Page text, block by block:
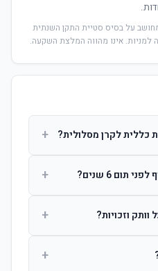
על בסיס סטיית התקן השנתית
למניות. אינו מהווה המלצת השקעה.
כללית לקרן מסלולית? +
מדד ספציפי ומאפשרת
6 שנים? +
ניתן למשוך פטור ממס עד לתקרה
וזכויות? +
ההפקדה הראשונה.
+